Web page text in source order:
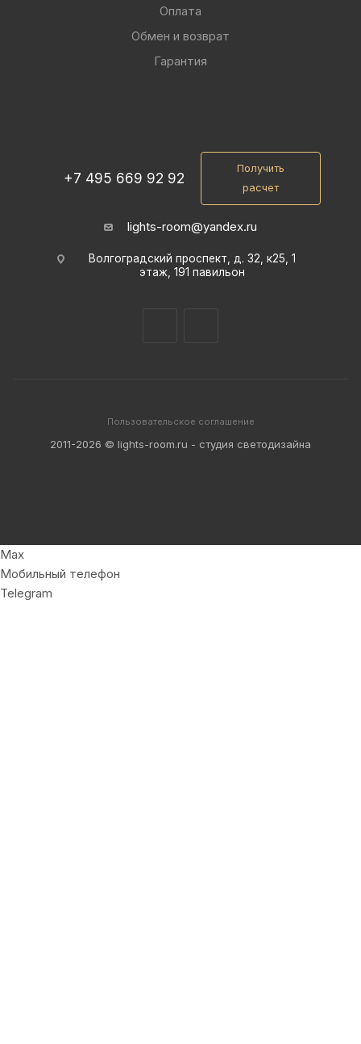
Оплата
Обмен и возврат
Гарантия
+7 495 669 92 92
Получить
расчет
lights-room@yandex.ru
Волгоградский проспект, д. 32, к25, 1
этаж, 191 павильон
Пользовательское соглашение
2011-2026 © lights-room.ru - студия светодизайна
Max
Мобильный телефон
Telegram